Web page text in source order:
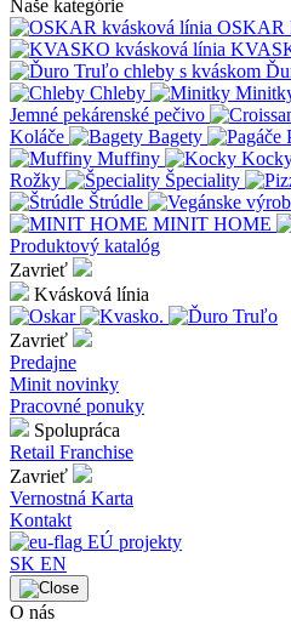
Naše kategórie
OSKAR
Chleby
Jemné pekárenské pečivo
Koláče
Bagety
Muffiny
Rožky
Špeciality
Štrúdle
MINIT HOME
Produktový katalóg
Zavrieť
Kvásková línia
Zavrieť
Predajne
Minit novinky
Pracovné ponuky
Spolupráca
Retail Franchise
Zavrieť
Vernostná Karta
Kontakt
EÚ projekty
SK EN
O nás